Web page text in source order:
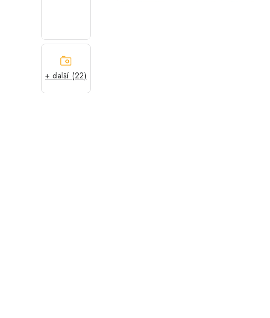
+ další (22)